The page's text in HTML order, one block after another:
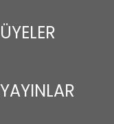
ÜYELER
YAYINLAR